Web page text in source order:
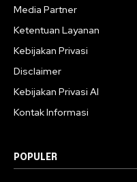
Media Partner
Ketentuan Layanan
Kebijakan Privasi
Disclaimer
Kebijakan Privasi AI
Kontak Informasi
POPULER